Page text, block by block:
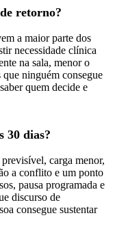
retorno?
a maior parte dos
necessidade clínica
na sala, menor o
ninguém consegue
quem decide e
30 dias?
carga menor,
a conflito e um ponto
pausa programada e
discurso de
consegue sustentar